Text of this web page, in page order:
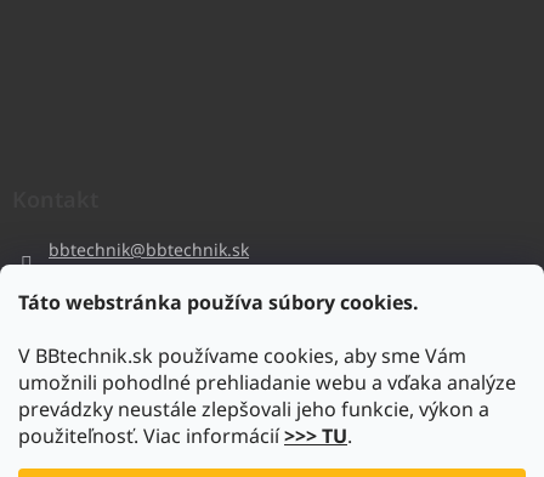
Táto webstránka používa súbory cookies.
V BBtechnik.sk používame cookies, aby sme Vám
umožnili pohodlné prehliadanie webu a vďaka analýze
prevádzky neustále zlepšovali jeho funkcie, výkon a
použiteľnosť. Viac informácií>>> TU.
bbtechnik@bbtechnik.sk
bbtechnik
https://www.youtube.com/@bb-techniks.r.o.7746